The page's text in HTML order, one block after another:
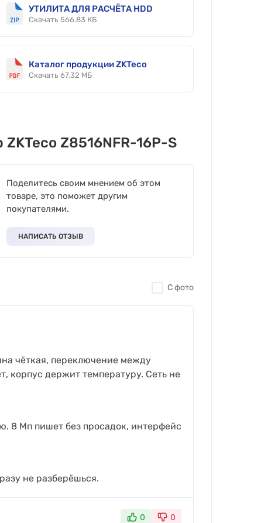
УТИЛИТА ДЛЯ РАСЧЁТА HDD
Скачать 566.83 КБ
Каталог продукции ZKTeco
Скачать 67.32 МБ
Z8516NFR-16P-S
Поделитесь своим мнением об этом
товаре, это поможет другим
покупателями.
НАПИСАТЬ ОТЗЫВ
С фото
чёткая, переключение между
корпус держит температуру. Сеть не
8 Мп пишет без просадок, интерфейс
не разберёшься.
0 0